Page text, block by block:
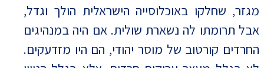
מגזר, שחלקו באוכלוסייה הישראלית הולך וגדל,
אבל תרומתו לה נשארת שולית. אם היה במנהיגים
החרדים קורטוב של מוסר יהודי, הם היו מזדעקים.